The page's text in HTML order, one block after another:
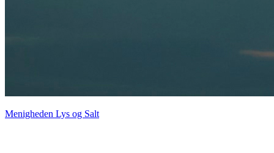
Menigheden Lys og Salt